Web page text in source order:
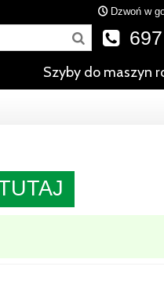
Dzwoń w
Szyby do maszyn